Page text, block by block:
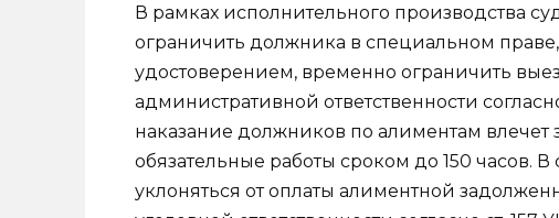
В рамках исполнительного производства
ограничить должника в специальном
удостоверением, временно ограничить
административной ответственности
наказание должников по алиментам влечет
обязательные работы сроком до 150 часов.
уклоняться от оплаты алиментной